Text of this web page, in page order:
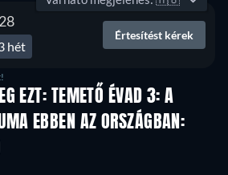
hét
Értesítést kérek
EZT: TEMETŐ ÉVAD 3: A
EBBEN AZ ORSZÁGBAN: